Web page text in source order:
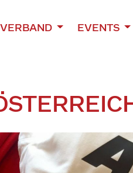
VERBAND EVENTS